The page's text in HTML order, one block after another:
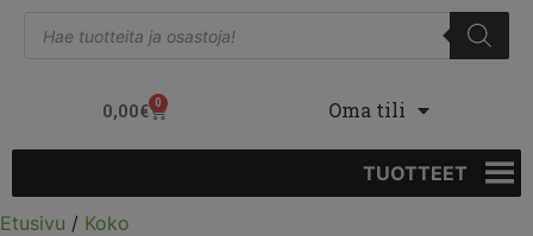
0,00€ 0 Oma tili
TUOTTEET
Etusivu / Koko